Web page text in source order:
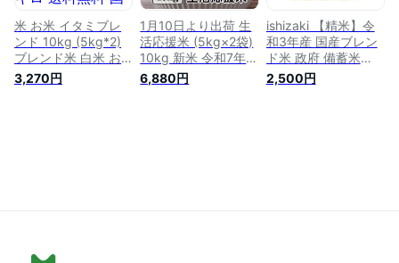
米 お米 イタミブレ
ンド 10kg (5kg*2)
ブレンド米 白米 お
こめ 精米 ブレンド
米 10キロ 送料無料
3,270円
1月10日より出荷 生
活応援米 (5kg×2袋)
10kg 新米 令和7年産
香川県 訳あり 米 白
米 規格外品 ブレン
6,880円
ishizaki 【精米】令
和3年産 国産ブレン
ド米 政府 備蓄米
5kg
2,500円